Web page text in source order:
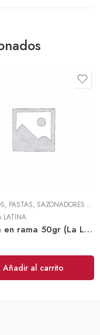
,TODOS
ADEREZOS, PASTAS, SAZONADORES Y CONDIMENTOS
LATINA
Canela en rama 50gr (La Latina)
Añadir al carrito